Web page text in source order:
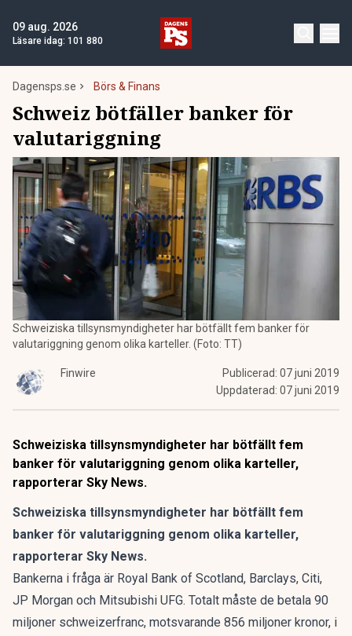
09 aug. 2026
Läsare idag: 101 880
Dagensps.se Börs & Finans
Schweiz bötfäller banker för
valutariggning
Schweiziska tillsynsmyndigheter har bötfällt fem banker för
valutariggning genom olika karteller. (Foto: TT)
Finwire Publicerad: 07 juni 2019
Uppdaterad: 07 juni 2019
Schweiziska tillsynsmyndigheter har bötfällt fem
banker för valutariggning genom olika karteller,
rapporterar Sky News.
Schweiziska tillsynsmyndigheter har bötfällt fem
banker för valutariggning genom olika karteller,
rapporterar Sky News.
Bankerna i fråga är Royal Bank of Scotland, Barclays, Citi,
JP Morgan och Mitsubishi UFG. Totalt måste de betala 90
miljoner schweizerfranc, motsvarande 856 miljoner kronor, i